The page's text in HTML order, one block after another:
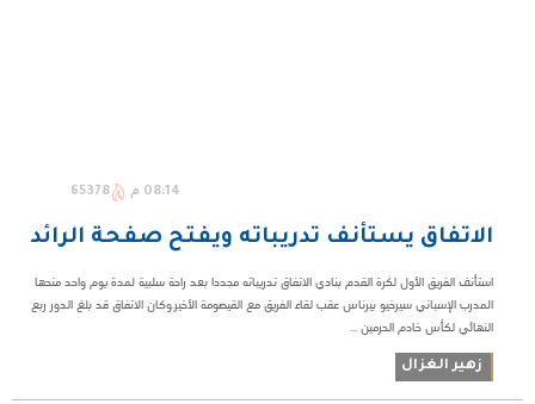
08:14 م 65378
الاتفاق يستأنف تدريباته ويفتح صفحة الرائد
استأنف الفريق الأول لكرة القدم بنادي الاتفاق تدريباته مجددا بعد راحة سلبية لمدة يوم واحد منحها
المدرب الإسباني سيرخيو بيرناس عقب لقاء الفريق مع القيصومة الأخير.وكان الاتفاق قد بلغ الدور ربع
النهائي لكأس خادم الحرمين ...
زهير الغزال